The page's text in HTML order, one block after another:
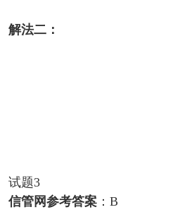
解法二：
试题3
信管网参考答案： B